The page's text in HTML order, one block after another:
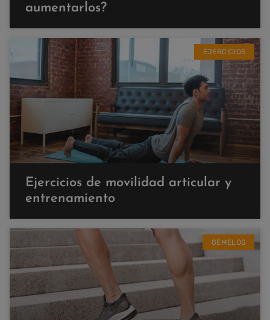
aumentarlos?
EJERCICIOS
Ejercicios de movilidad articular y
entrenamiento
GEMELOS